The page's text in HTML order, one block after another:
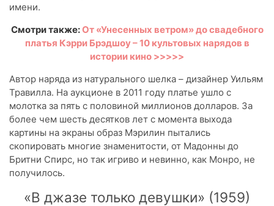
имени.
Смотри также:От «Унесенных ветром» до свадебного
платья Кэрри Брэдшоу – 10 культовых нарядов в
истории кино >>>>>
Автор наряда из натурального шелка – дизайнер Уильям
Травилла. На аукционе в 2011 году платье ушло с
молотка за пять с половиной миллионов долларов. За
более чем шесть десятков лет с момента выхода
картины на экраны образ Мэрилин пытались
скопировать многие знаменитости, от Мадонны до
Бритни Спирс, но так игриво и невинно, как Монро, не
получилось.
«В джазе только девушки» (1959)